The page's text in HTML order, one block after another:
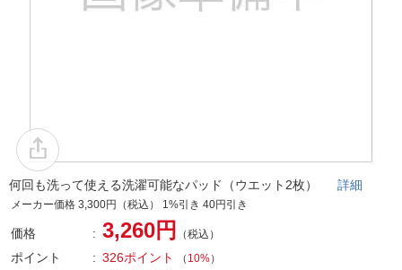
何回も洗って使える洗濯可能なパッド（ウエット2枚） 詳細
メーカー価格 3,300円（税込） 1%引き 40円引き
価格 3,260円 （税込）
ポイント 326ポイント （ 10%）